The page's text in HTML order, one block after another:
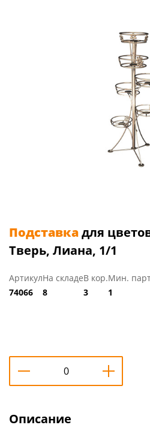
Подставкадля
Тверь, Лиана, 1/1
Артикул
74066
На складе
8
В кор.
3
Мин.
1
Описание